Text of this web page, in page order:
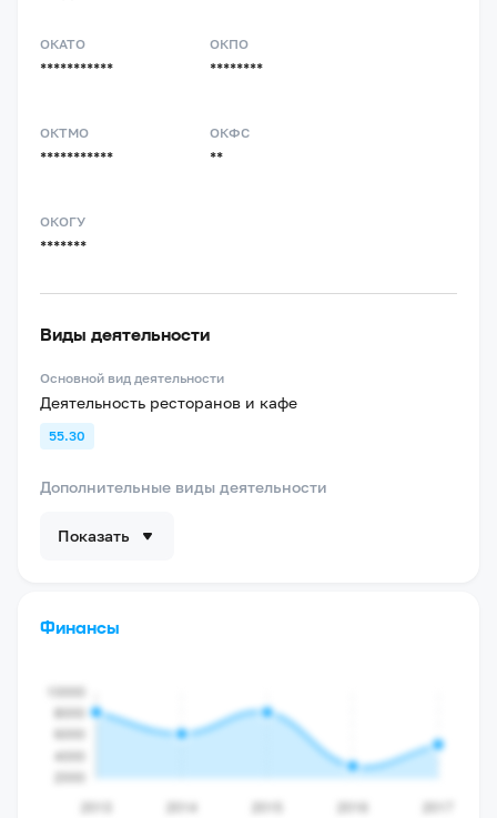
ОКАТО
***********
ОКПО
********
ОКТМО
***********
ОКФС
**
ОКОГУ
*******
Виды деятельности
Основной вид деятельности
Деятельность ресторанов и кафе
55.30
Дополнительные виды деятельности
Показать
Финансы